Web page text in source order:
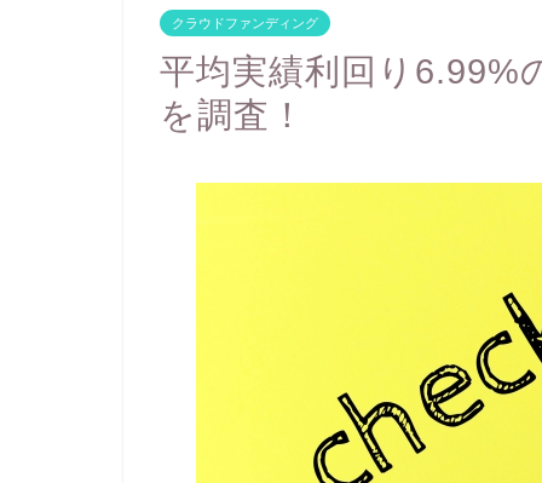
クラウドファンディング
平均実績利回り6.99%
を調査！